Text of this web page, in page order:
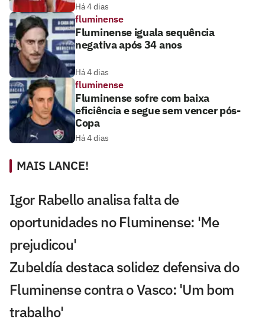
Há 4 dias
fluminense
Fluminense iguala sequência
negativa após 34 anos
Há 4 dias
fluminense
Fluminense sofre com baixa
eficiência e segue sem vencer pós-
Copa
Há 4 dias
MAIS LANCE!
Igor Rabello analisa falta de
oportunidades no Fluminense: 'Me
prejudicou'
Zubeldía destaca solidez defensiva do
Fluminense contra o Vasco: 'Um bom
trabalho'